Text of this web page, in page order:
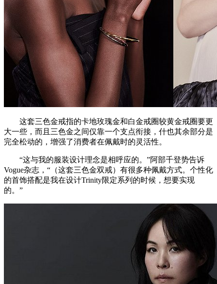
这套三色金戒指的卡地玫瑰金和白金戒圈较黄金戒圈要更
大一些，而且三色金之间仅靠一个支点衔接，什也其余部分是
完全松动的，增强了消费者在佩戴时的灵活性。
“这与我的服装设计理念是相呼应的。”阿部千登势告诉
Vogue杂志，“（这套三色金双戒）有很多种佩戴方式。个性化
的首饰搭配是我在设计Trinity限定系列的时候，想要实现
的。”